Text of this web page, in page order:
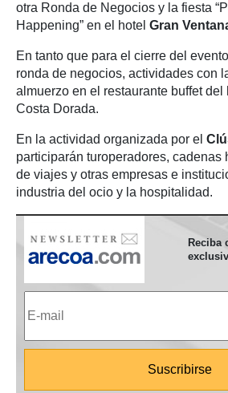
otra Ronda de Negocios y la fiesta
Happening” en el hotel Gran
En tanto que para el cierre del
ronda de negocios, actividades con
almuerzo en el restaurante buffet del
Costa Dorada.
En la actividad organizada por el
participarán turoperadores, cadenas
de viajes y otras empresas e
industria del ocio y la hospitalidad.
Reciba